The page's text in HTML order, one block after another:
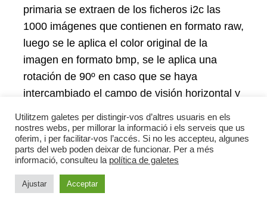
primaria se extraen de los ficheros i2c las
1000 imágenes que contienen en formato raw,
luego se le aplica el color original de la
imagen en formato bmp, se le aplica una
rotación de 90º en caso que se haya
intercambiado el campo de visión horizontal y
aplica un algoritmo de compresión de imagen
y se almacena la imagen en disco. El tiempo y
contador interno de cada imagen se correla
con los tiempos GPS de cada instante de
disparo y así asociar cada imagen con su
Utilitzem galetes per distingir-vos d’altres usuaris en els
nostres webs, per millorar la informació i els serveis que us
oferim, i per facilitar-vos l’accés. Si no les accepteu, algunes
parts del web poden deixar de funcionar. Per a més
informació, consulteu la política de galetes
Ajustar Acceptar